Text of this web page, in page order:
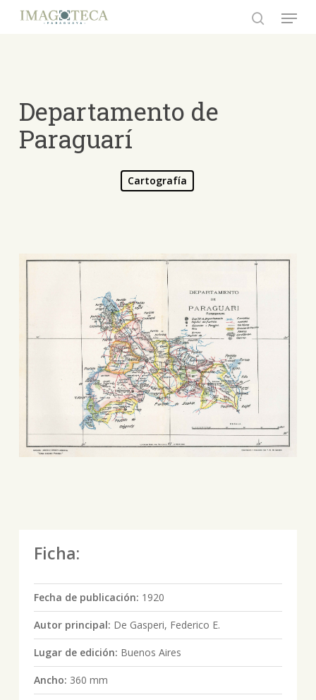
Menu
Departamento de
Paraguarí
Cartografía
Ficha:
Fecha de publicación: 1920
Autor principal: De Gasperi, Federico E.
Lugar de edición: Buenos Aires
Ancho: 360 mm